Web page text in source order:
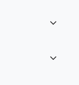
expand_more
expand_more